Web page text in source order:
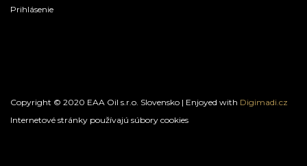
Prihlásenie
Copyright © 2020 EAA Oil s.r.o. Slovensko | Enjoyed with Digimadi.cz
Internetové stránky používajú súbory cookies